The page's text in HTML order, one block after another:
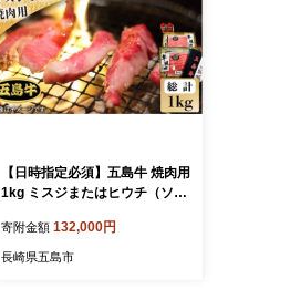
【日時指定必須】五島牛 焼肉用
1kg ミスジまたはヒウチ（ソー
5]国産牛 牛肉 ブランド牛 セッ
ト
寄附金額 132,000円
長崎県五島市